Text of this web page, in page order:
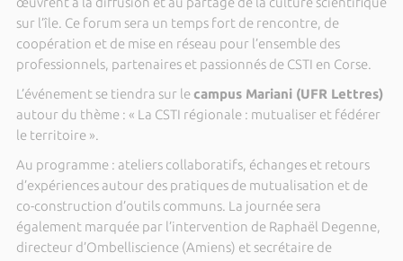
sur l’île. Ce forum sera un temps fort de rencontre, de
coopération et de mise en réseau pour l’ensemble des
professionnels, partenaires et passionnés de CSTI en Corse.
L’événement se tiendra sur lecampus Mariani (UFR Lettres)
autour du thème : « La CSTI régionale : mutualiser et fédérer
le territoire ».
Au programme : ateliers collaboratifs, échanges et retours
d’expériences autour des pratiques de mutualisation et de
co-construction d’outils communs. La journée sera
également marquée par l’intervention de Raphaël Degenne,
directeur d’Ombelliscience (Amiens) et secrétaire de